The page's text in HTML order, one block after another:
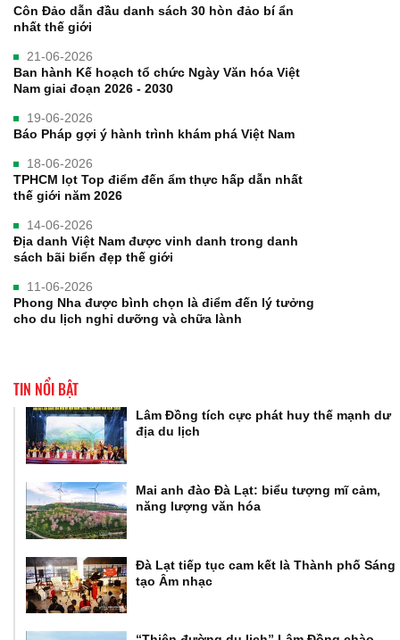
Côn Đảo dẫn đầu danh sách 30 hòn đảo bí ẩn
nhất thế giới
21-06-2026
Ban hành Kế hoạch tổ chức Ngày Văn hóa Việt
Nam giai đoạn 2026 - 2030
19-06-2026
Báo Pháp gợi ý hành trình khám phá Việt Nam
18-06-2026
TPHCM lọt Top điểm đến ẩm thực hấp dẫn nhất
thế giới năm 2026
14-06-2026
Địa danh Việt Nam được vinh danh trong danh
sách bãi biển đẹp thế giới
11-06-2026
Phong Nha được bình chọn là điểm đến lý tưởng
cho du lịch nghỉ dưỡng và chữa lành
TIN NỔI BẬT
Lâm Đồng tích cực phát huy thế mạnh dư
địa du lịch
Mai anh đào Đà Lạt: biểu tượng mĩ cảm,
năng lượng văn hóa
Đà Lạt tiếp tục cam kết là Thành phố Sáng
tạo Âm nhạc